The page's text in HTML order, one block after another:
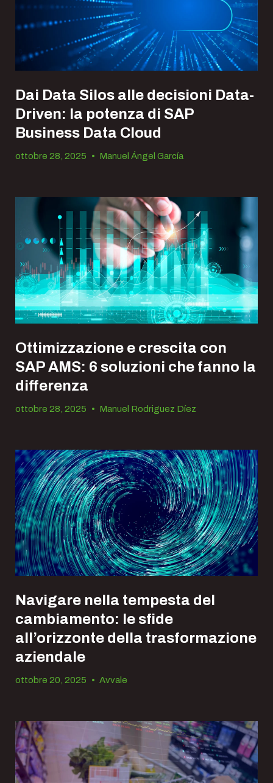
Dai Data Silos alle decisioni Data-
Driven: la potenza di SAP
Business Data Cloud
ottobre 28, 2025 • Manuel Ángel García
Ottimizzazione e crescita con
SAP AMS: 6 soluzioni che fanno la
differenza
ottobre 28, 2025 • Manuel Rodriguez Díez
Navigare nella tempesta del
cambiamento: le sfide
all’orizzonte della trasformazione
aziendale
ottobre 20, 2025 • Avvale